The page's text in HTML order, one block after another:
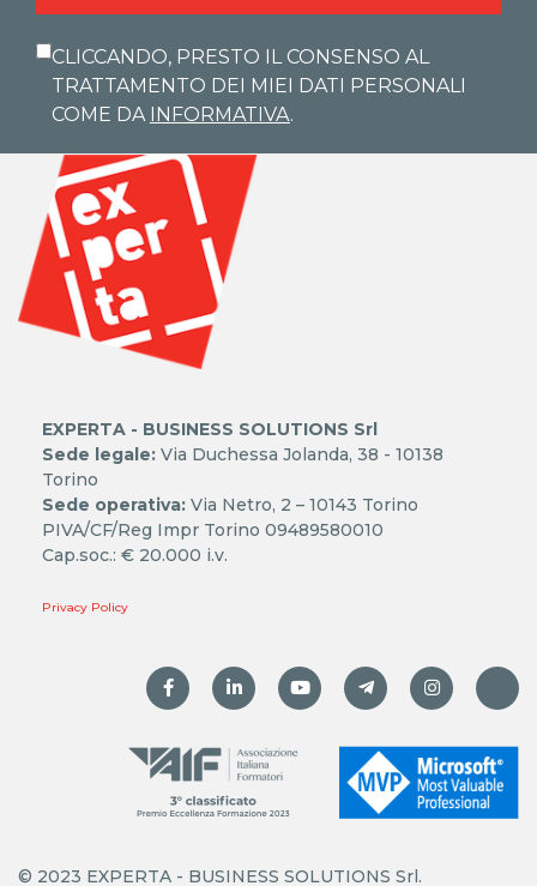
CLICCANDO, PRESTO IL CONSENSO AL
TRATTAMENTO DEI MIEI DATI PERSONALI
COME DA INFORMATIVA.
EXPERTA - BUSINESS SOLUTIONS Srl
Sede legale: Via Duchessa Jolanda, 38 - 10138
Torino
Sede operativa: Via Netro, 2 – 10143 Torino
PIVA/CF/Reg Impr Torino 09489580010
Cap.soc.: € 20.000 i.v.
Privacy Policy
© 2023 EXPERTA - BUSINESS SOLUTIONS Srl.